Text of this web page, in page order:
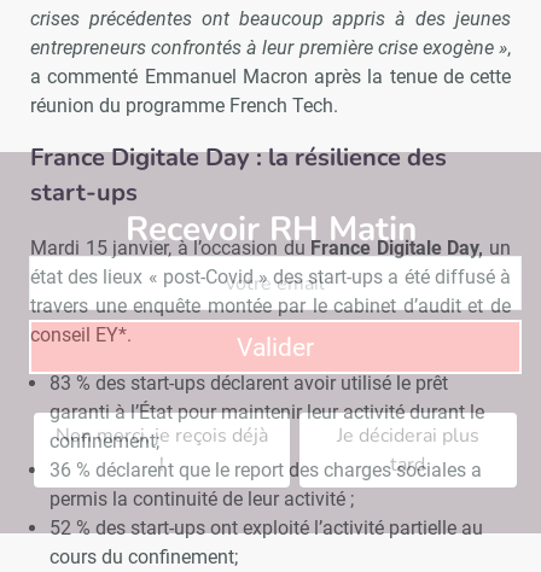
crises précédentes ont beaucoup appris à des jeunes
entrepreneurs confrontés à leur première crise exogène »,
a commenté Emmanuel Macron après la tenue de cette
réunion du programme French Tech.
France Digitale Day : la résilience des
start-ups
Mardi 15 janvier, à l’occasion du France Digitale Day, un
état des lieux « post-Covid » des start-ups a été diffusé à
travers une enquête montée par le cabinet d’audit et de
conseil EY*.
83 % des start-ups déclarent avoir utilisé le prêt
garanti à l’État pour maintenir leur activité durant le
confinement;
36 % déclarent que le report des charges sociales a
permis la continuité de leur activité ;
52 % des start-ups ont exploité l’activité partielle au
cours du confinement;
Recevoir RH Matin
Valider
Non merci, je reçois déjà
!
Je déciderai plus
tard